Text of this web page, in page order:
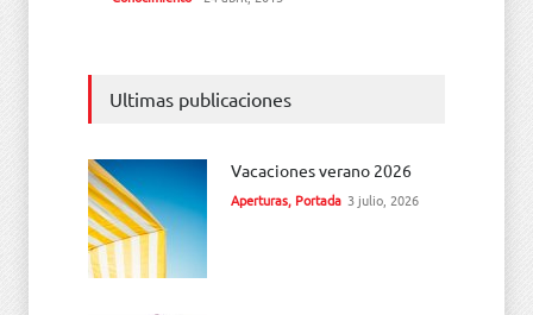
Ultimas publicaciones
Vacaciones verano 2026
Aperturas, Portada 3 julio, 2026